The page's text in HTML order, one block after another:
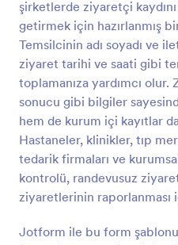
şirketlerde ziyaretçi
getirmek için hazırlanmış
Temsilcinin adı soyadı ve
ziyaret tarihi ve saati gibi
toplamanıza yardımcı
sonucu gibi bilgiler
hem de kurum içi kayıtlar
Hastaneler, klinikler, tıp
tedarik firmaları ve
kontrolü, randevusuz
ziyaretlerinin raporlanması
Jotform ile bu form